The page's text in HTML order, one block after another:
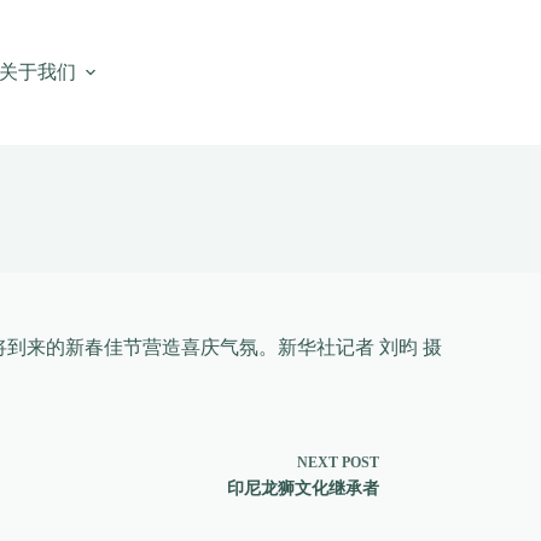
于我们
来的新春佳节营造喜庆气氛。新华社记者 刘昀 摄
NEXT POST
印尼龙狮文化继承者